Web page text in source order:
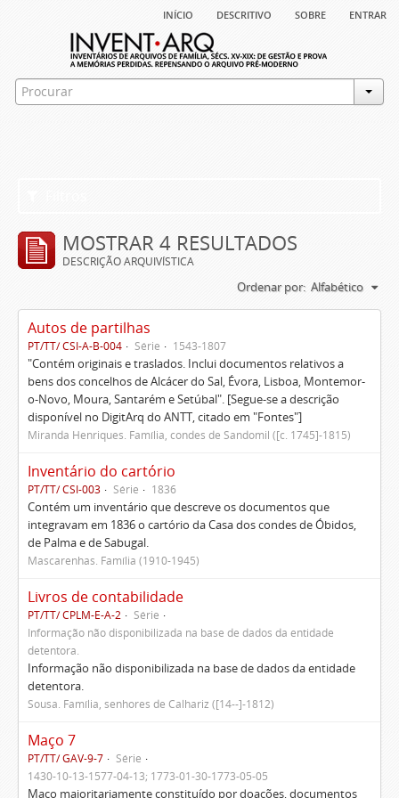
início descritivo sobre entrar
MOSTRAR 4 RESULTADOS
DESCRIÇÃO ARQUIVÍSTICA
Ordenar por: Alfabético
Autos de partilhas
PT/TT/ CSI-A-B-004 Série 1543-1807
"Contém originais e traslados. Inclui documentos relativos a
bens dos concelhos de Alcácer do Sal, Évora, Lisboa, Montemor-
o-Novo, Moura, Santarém e Setúbal". [Segue-se a descrição
disponível no DigitArq do ANTT, citado em "Fontes"]
Miranda Henriques. Família, condes de Sandomil ([c. 1745]-1815)
Inventário do cartório
PT/TT/ CSI-003 Série 1836
Contém um inventário que descreve os documentos que
integravam em 1836 o cartório da Casa dos condes de Óbidos,
de Palma e de Sabugal.
Mascarenhas. Família (1910-1945)
Livros de contabilidade
PT/TT/ CPLM-E-A-2
Série
Informação não disponibilizada na base de dados da entidade
detentora.
Informação não disponibilizada na base de dados da entidade
detentora.
Sousa. Família, senhores de Calhariz ([14--]-1812)
Maço 7
PT/TT/ GAV-9-7
Série
1430-10-13-1577-04-13; 1773-01-30-1773-05-05
Maço maioritariamente constituído por doações, documentos